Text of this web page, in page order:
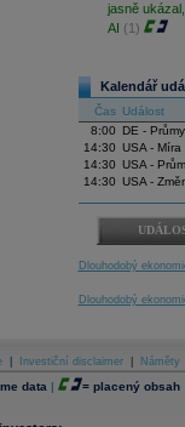
jasně
AI (1)
Kalendář
Čas Událost
8:00
DE -
14:30 USA - Míra
14:30 USA -
14:30 USA -
Dlouhodobý
Dlouhodobý
Investiční disclaimer Náměty
data | = placený obsah